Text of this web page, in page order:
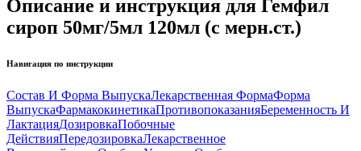
Описание и инструкция для Гемфил
сироп 50мг/5мл 120мл (с мерн.ст.)
Навигация по инструкции
Состав И Форма ВыпускаЛекарственная ФормаФорма
ВыпускаФармакокинетикаПротивопоказанияБеременность И
ЛактацияДозировкаПобочные
ДействияПередозировкаЛекарственное